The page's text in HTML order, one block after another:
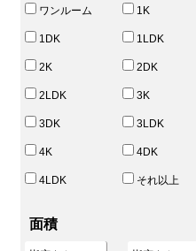
ワンルーム 1K
1DK 1LDK
2K 2DK
2LDK 3K
3DK 3LDK
4K 4DK
4LDK それ以上
面積